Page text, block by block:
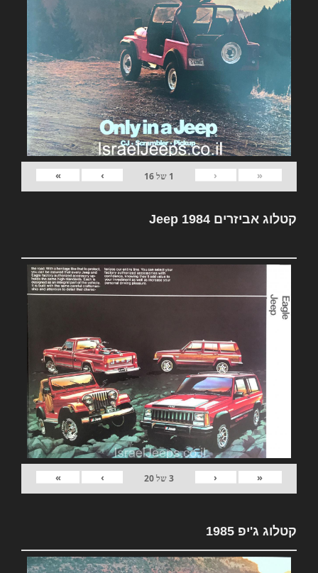
«
‹
1 של16
›
»
קטלוג אביזרים Jeep 1984
«
‹
3של20
›
»
קטלוג ג'יפ 1985